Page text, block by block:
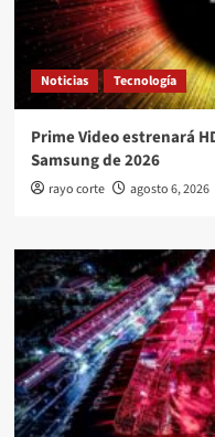
Noticias Tecnología
Prime Video estrenará
Samsung de 2026
rayo corte agosto 6, 2026